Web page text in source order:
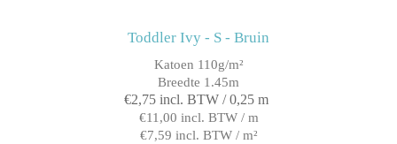
Toddler Ivy - S - Bruin
Katoen 110g/m²
Breedte 1.45m
€2,75 incl. BTW / 0,25 m
€11,00 incl. BTW / m
€7,59 incl. BTW / m²